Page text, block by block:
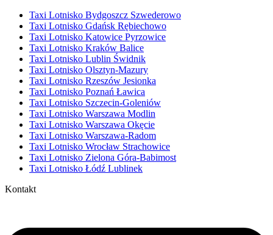
Taxi Lotnisko Bydgoszcz Szwederowo
Taxi Lotnisko Gdańsk Rębiechowo
Taxi Lotnisko Katowice Pyrzowice
Taxi Lotnisko Kraków Balice
Taxi Lotnisko Lublin Świdnik
Taxi Lotnisko Olsztyn-Mazury
Taxi Lotnisko Rzeszów Jesionka
Taxi Lotnisko Poznań Ławica
Taxi Lotnisko Szczecin-Goleniów
Taxi Lotnisko Warszawa Modlin
Taxi Lotnisko Warszawa Okęcie
Taxi Lotnisko Warszawa-Radom
Taxi Lotnisko Wrocław Strachowice
Taxi Lotnisko Zielona Góra-Babimost
Taxi Lotnisko Łódź Lublinek
Kontakt